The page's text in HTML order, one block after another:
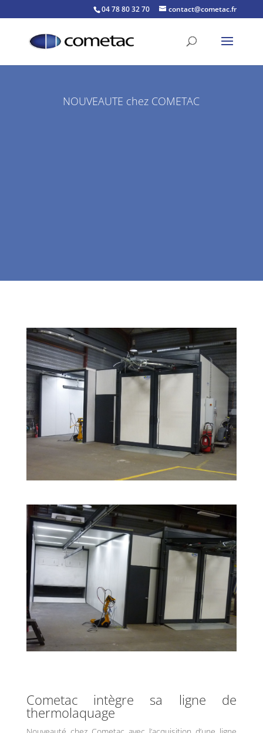
04 78 80 32 70 contact@cometac.fr
NOUVEAUTE chez COMETAC
Cometac intègre sa ligne de
thermolaquage